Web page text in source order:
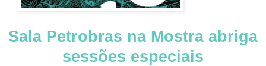
Sala Petrobras na Mostra abriga
sessões especiais